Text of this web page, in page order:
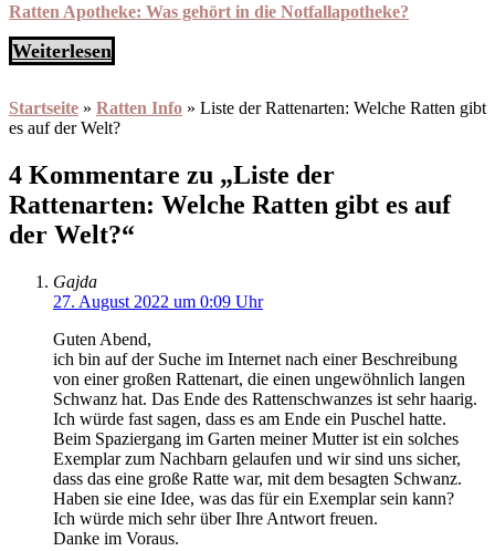
Ratten Apotheke: Was gehört in die Notfallapotheke?
Weiterlesen
Startseite » Ratten Info » Liste der Rattenarten: Welche Ratten gibt
es auf der Welt?
4 Kommentare zu „Liste der
Rattenarten: Welche Ratten gibt es auf
der Welt?“
Gajda
27. August 2022 um 0:09 Uhr
Guten Abend,
ich bin auf der Suche im Internet nach einer Beschreibung
von einer großen Rattenart, die einen ungewöhnlich langen
Schwanz hat. Das Ende des Rattenschwanzes ist sehr haarig.
Ich würde fast sagen, dass es am Ende ein Puschel hatte.
Beim Spaziergang im Garten meiner Mutter ist ein solches
Exemplar zum Nachbarn gelaufen und wir sind uns sicher,
dass das eine große Ratte war, mit dem besagten Schwanz.
Haben sie eine Idee, was das für ein Exemplar sein kann?
Ich würde mich sehr über Ihre Antwort freuen.
Danke im Voraus.